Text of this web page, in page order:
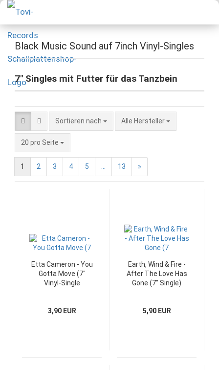
Black Music Sound auf 7inch Vinyl-Singles
7" Singles mit Futter für das Tanzbein
Sortieren nach Alle Hersteller
20 pro Seite
1 2 3 4 5 13 »
Etta Cameron - You
Gotta Move (7"
Vinyl-Single
3,90 EUR
Earth, Wind & Fire -
After The Love Has
Gone (7" Single)
5,90 EUR